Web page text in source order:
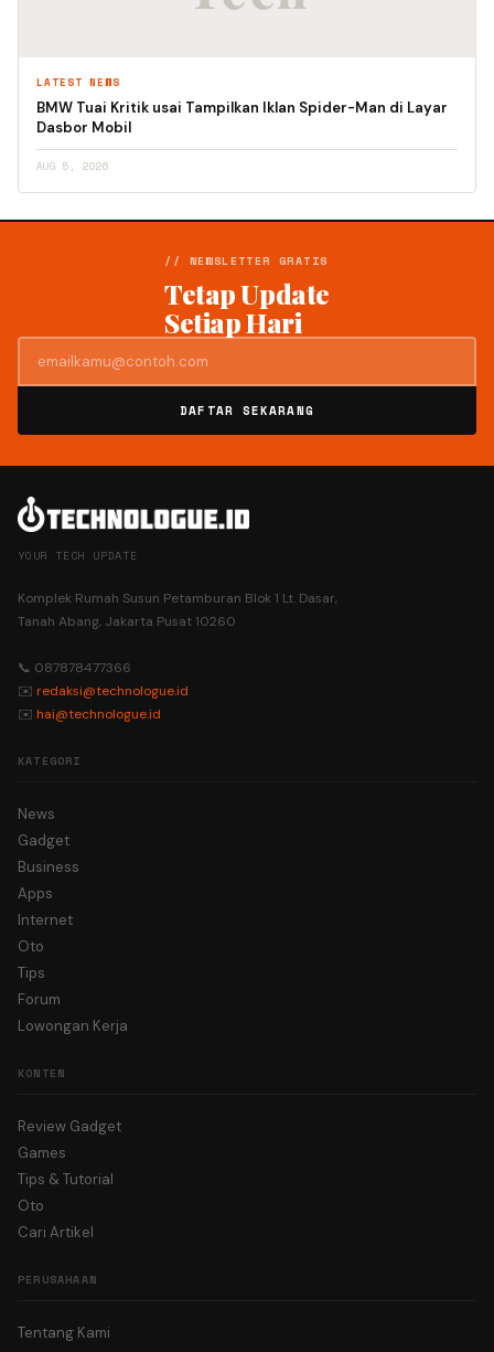
LATEST NEWS
BMW Tuai Kritik usai Tampilkan Iklan Spider-Man di Layar
Dasbor Mobil
AUG 5, 2026
// NEWSLETTER GRATIS
Tetap Update
Setiap Hari
DAFTAR SEKARANG
YOUR TECH UPDATE
Komplek Rumah Susun Petamburan Blok 1 Lt. Dasar,
Tanah Abang, Jakarta Pusat 10260
📞 087878477366
✉️ redaksi@technologue.id
✉️ hai@technologue.id
KATEGORI
News
Gadget
Business
Apps
Internet
Oto
Tips
Forum
Lowongan Kerja
KONTEN
Review Gadget
Games
Tips & Tutorial
Oto
Cari Artikel
PERUSAHAAN
Tentang Kami